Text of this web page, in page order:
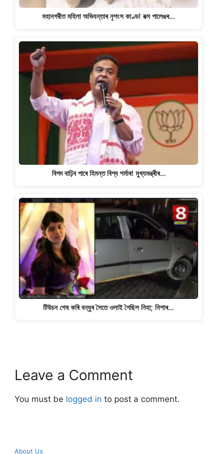
মহানগৰীত মহিলা অভিযন্তাৰ নৃশংস কাণ্ড! বক্স পালেঙৰ…
বিপদ বাঢ়িব পাৰে হিমন্ত বিশ্ব শৰ্মাৰ! মুখ্যমন্ত্ৰীৰ…
টিউচন শেষ কৰি বন্ধুৰ সৈতে ওলাই গৈছিল নিহা; নিশাৰ…
Leave a Comment
You must be logged in to post a comment.
About Us